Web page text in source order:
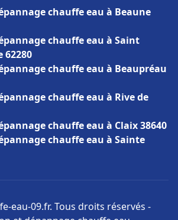
chauffe eau à Beaune
chauffe eau à Saint
chauffe eau à Beaupréau
chauffe eau à Rive de
chauffe eau à Claix 38640
chauffe eau à Sainte
eau-09.fr. Tous droits réservés -